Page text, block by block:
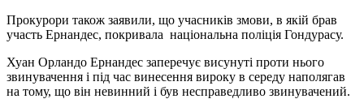
Прокурори також заявили, що учасників змови, в якій брав
участь Ернандес, покривала національна поліція Гондурасу.
Хуан Орландо Ернандес заперечує висунуті проти нього
звинувачення і під час винесення вироку в середу наполягав
на тому, що він невинний і був несправедливо звинувачений.